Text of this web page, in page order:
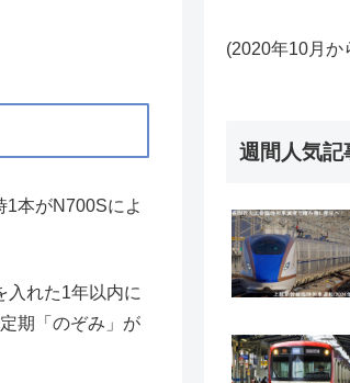
本がN700Sによ
入れた1年以内に
期「のぞみ」が
(2020年10月か
週間人気記